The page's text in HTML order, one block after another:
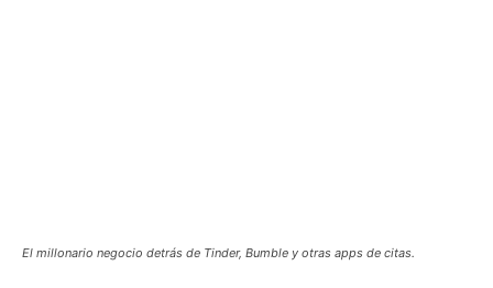
El millonario negocio detrás de Tinder, Bumble y otras apps de citas.